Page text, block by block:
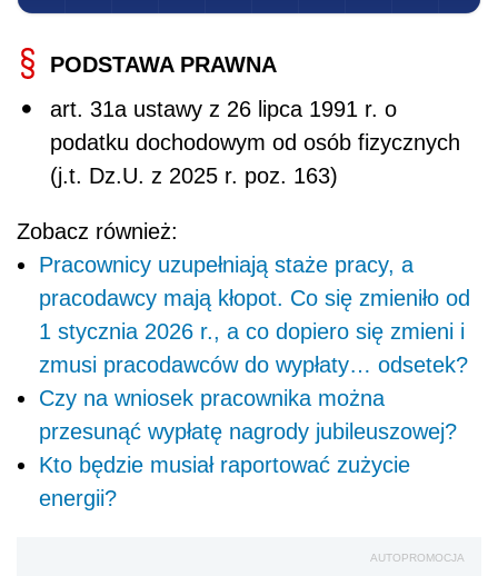
PODSTAWA PRAWNA
art. 31a ustawy z 26 lipca 1991 r. o
podatku dochodowym od osób fizycznych
(j.t. Dz.U. z 2025 r. poz. 163)
Zobacz również:
Pracownicy uzupełniają staże pracy, a
pracodawcy mają kłopot. Co się zmieniło od
1 stycznia 2026 r., a co dopiero się zmieni i
zmusi pracodawców do wypłaty… odsetek?
Czy na wniosek pracownika można
przesunąć wypłatę nagrody jubileuszowej?
Kto będzie musiał raportować zużycie
energii?
AUTOPROMOCJA